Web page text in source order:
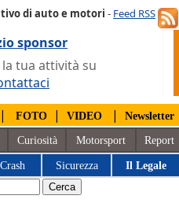
di auto e motori - Feed RSS
sponsor
tua attività su
| FOTO | VIDEO | Newsletter
Curiosità Motorsport Report
Sicurezza Il Legale